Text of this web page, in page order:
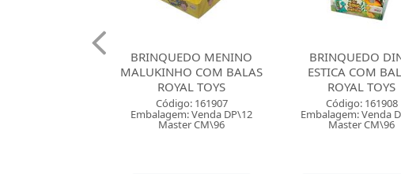
BRINQUEDO DINO
ESTICA COM BALAS
ROYAL TOYS
Código: 161908
Embalagem: Venda DP\12
Master CM\96
BRINQUEDO
COM BALAS ROYAL
Código: 161909
Embalagem: Venda
Master CM\96